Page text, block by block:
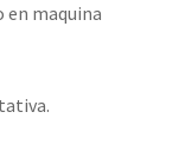
en maquina